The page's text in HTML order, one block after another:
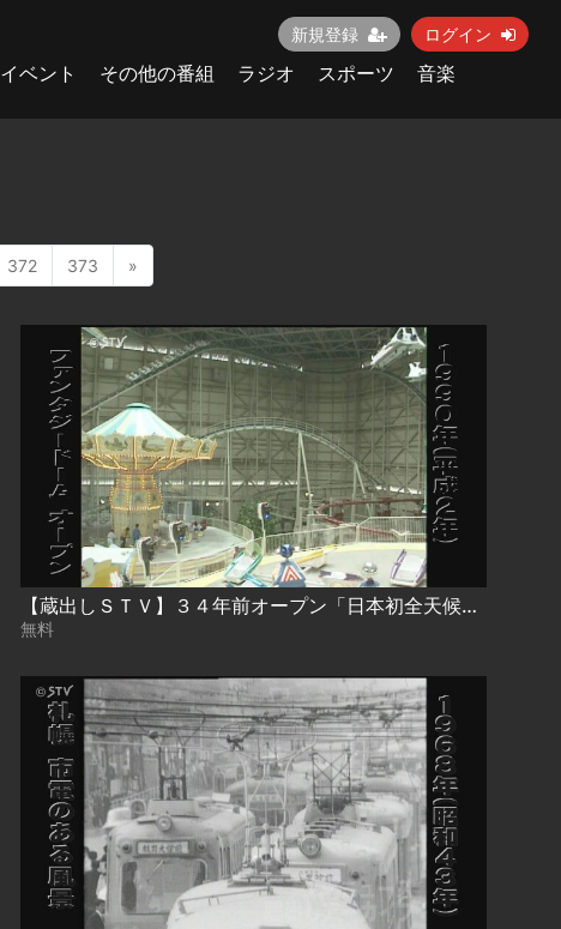
新規登録 ログイン
イベント その他の番組 ラジオ スポーツ
音楽
372 373 »
【蔵出しＳＴＶ】３４年前オープン「日本初全天候型遊園地」の記憶
無料